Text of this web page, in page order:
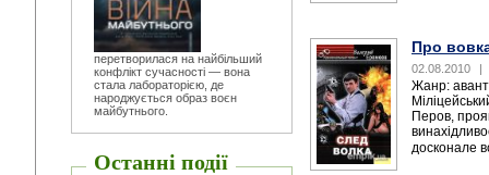
перетворилася на найбільший
конфлікт сучасності — вона
стала лабораторією, де
народжується образ воєн
майбутнього.
Останні події
Про
02.08.2010 |
Жанр:
Перов,
досконале